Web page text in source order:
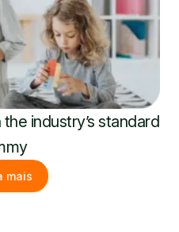
industry’s standard
mais